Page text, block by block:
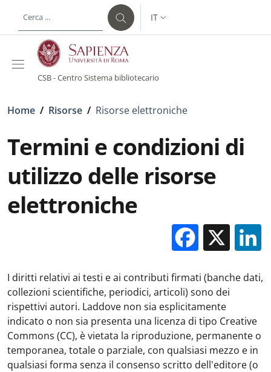
al contenuto principale
SELETTORE LINGUA:
IT
CSB - Centro Sistema bibliotecario
Briciole di pane
Home / Risorse / Risorse elettroniche
Termini e condizioni di
utilizzo delle risorse
elettroniche
X
I diritti relativi ai testi e ai contributi firmati (banche dati,
collezioni scientifiche, periodici, articoli) sono dei
rispettivi autori. Laddove non sia esplicitamente
indicato o non sia presenta una licenza di tipo Creative
Commons (CC), è vietata la riproduzione, permanente o
temporanea, totale o parziale, con qualsiasi mezzo e in
qualsiasi forma senza il consenso scritto dell'editore (o